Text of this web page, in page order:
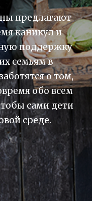
ведут
онлайн. У
предметники,
как в
года, так и во
предлагают
каникул и
поддержку
семьям в
о том,
обо всем
сами дети
среде.